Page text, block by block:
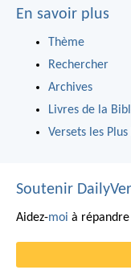
En savoir plus
Thème
Rechercher
Archives
Livres de la
Versets les
Soutenir
Aidez-moi à